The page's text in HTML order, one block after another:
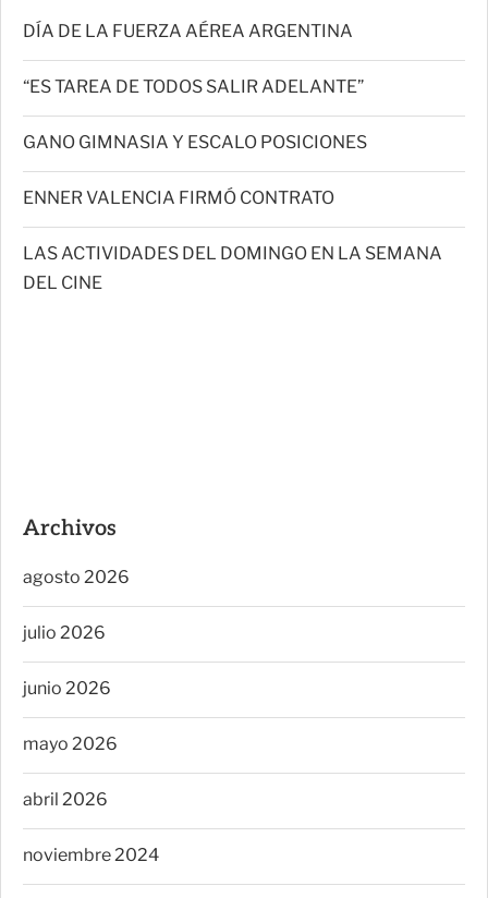
DÍA DE LA FUERZA AÉREA ARGENTINA
“ES TAREA DE TODOS SALIR ADELANTE”
GANO GIMNASIA Y ESCALO POSICIONES
ENNER VALENCIA FIRMÓ CONTRATO
LAS ACTIVIDADES DEL DOMINGO EN LA SEMANA
DEL CINE
Archivos
agosto 2026
julio 2026
junio 2026
mayo 2026
abril 2026
noviembre 2024